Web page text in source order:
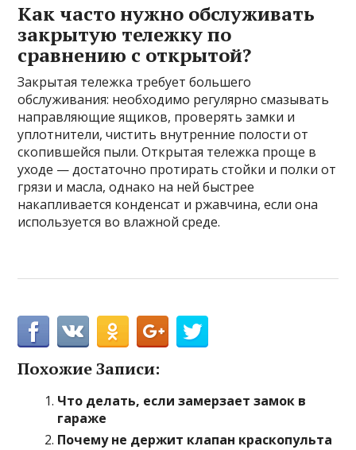
Как часто нужно обслуживать
закрытую тележку по
сравнению с открытой?
Закрытая тележка требует большего
обслуживания: необходимо регулярно смазывать
направляющие ящиков, проверять замки и
уплотнители, чистить внутренние полости от
скопившейся пыли. Открытая тележка проще в
уходе — достаточно протирать стойки и полки от
грязи и масла, однако на ней быстрее
накапливается конденсат и ржавчина, если она
используется во влажной среде.
Похожие Записи:
Что делать, если замерзает замок в
гараже
Почему не держит клапан краскопульта